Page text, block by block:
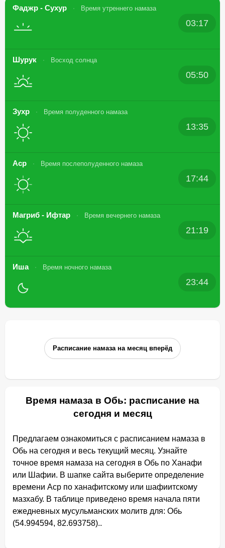
Фаджр - Сухур Время утреннего намаза
03:17
Шурук Восход солнца
05:50
Зухр Время полуденного намаза
13:35
Аср Время послеполуденного намаза
17:44
Магриб - Ифтар Время вечернего намаза
21:19
Иша Время ночного намаза
23:44
Расписание намаза на месяц вперёд
Время намаза в Обь: расписание на
сегодня и месяц
Предлагаем ознакомиться с расписанием намаза в
Обь на сегодня и весь текущий месяц. Узнайте
точное время намаза на сегодня в Обь по Ханафи
или Шафии. В шапке сайта выберите определение
времени Аср по ханафитскому или шафиитскому
мазхабу. В таблице приведено время начала пяти
ежедневных мусульманских молитв для: Обь
(54.994594, 82.693758)..